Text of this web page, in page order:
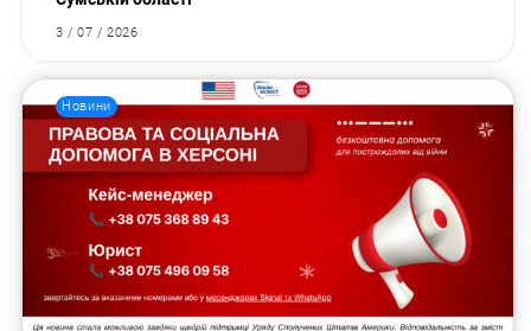
3 / 07 / 2026
Новини